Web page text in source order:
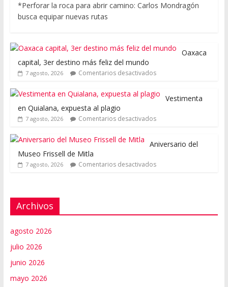
*Perforar la roca para abrir camino: Carlos Mondragón
busca equipar nuevas rutas
Oaxaca
capital, 3er destino más feliz del mundo
7 agosto, 2026 Comentarios desactivados
Vestimenta
en Quialana, expuesta al plagio
7 agosto, 2026 Comentarios desactivados
Aniversario del
Museo Frissell de Mitla
7 agosto, 2026 Comentarios desactivados
Archivos
agosto 2026
julio 2026
junio 2026
mayo 2026